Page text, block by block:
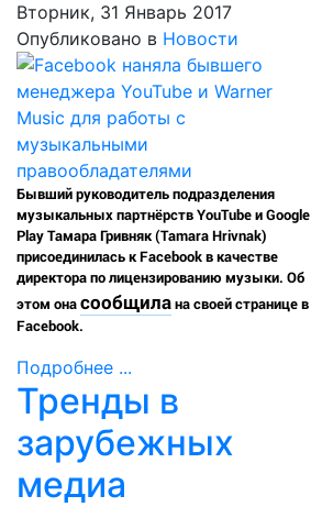
Вторник, 31 Январь 2017
Опубликовано в Новости
Бывший руководитель подразделения
музыкальных партнёрств YouTube и Google
Play Тамара Гривняк (Tamara Hrivnak)
присоединилась к Facebook в качестве
директора по лицензированию музыки. Об
этом онасообщилана своей странице в
Facebook.
Подробнее ...
Тренды в
зарубежных
медиа